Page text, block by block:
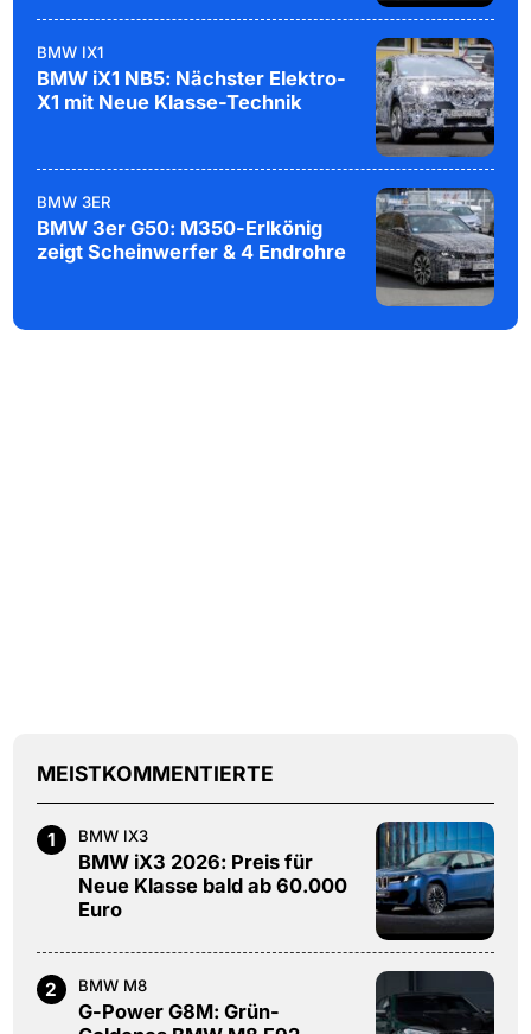
BMW IX1
BMW iX1 NB5: Nächster Elektro-
X1 mit Neue Klasse-Technik
BMW 3ER
BMW 3er G50: M350-Erlkönig
zeigt Scheinwerfer & 4 Endrohre
MEISTKOMMENTIERTE
1 BMW IX3
BMW iX3 2026: Preis für
Neue Klasse bald ab 60.000
Euro
2 BMW M8
G-Power G8M: Grün-